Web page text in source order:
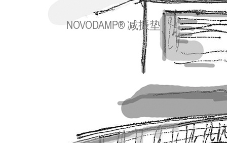
NOVODAMP® 减振垫